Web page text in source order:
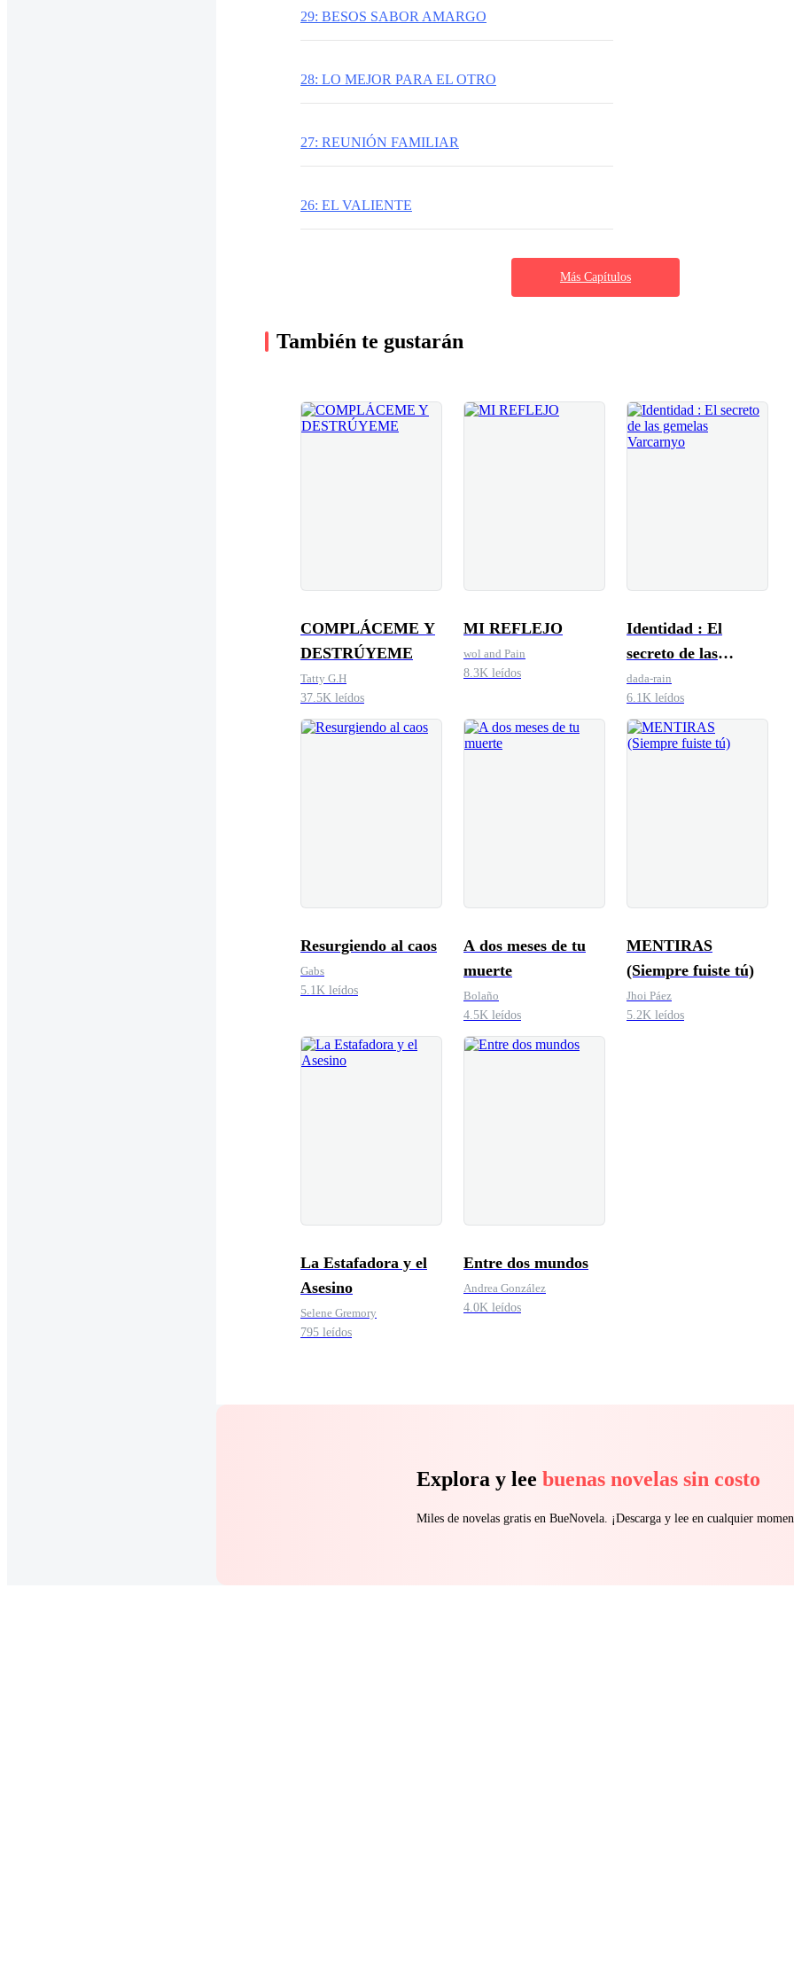
29: BESOS SABOR AMARGO
28: LO MEJOR PARA EL OTRO
27: REUNIÓN FAMILIAR
26: EL VALIENTE
Más Capítulos
También te gustarán
COMPLÁCEME Y
DESTRÚYEME
Tatty G.H
37.5K leídos
MI REFLEJO
wol and Pain
8.3K leídos
Identidad : El
secreto de las
gemelas Varcarnyo
dada-rain
6.1K leídos
Resurgiendo al caos
Gabs
5.1K leídos
A dos meses de tu
muerte
Bolaño
4.5K leídos
MENTIRAS
(Siempre fuiste tú)
Jhoi Páez
5.2K leídos
La Estafadora y el
Asesino
Selene Gremory
795 leídos
Entre dos mundos
Andrea González
4.0K leídos
Explora y lee buenas novelas sin costo
Miles de novelas gratis en BueNovela. ¡Descarga y lee en cualquier